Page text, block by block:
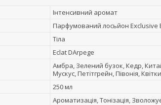
Інтенсивний аромат
Парфумований лосьйон Exclusive
Тіла
Eclat DArpege
Амбра, Зелений бузок, Кедр,
Мускус, Петітгрейн, Півонія,
250 мл
Ароматизація, Тонізація,